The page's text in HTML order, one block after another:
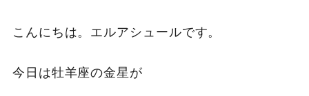
こんにちは。エルアシュールです。
今日は牡羊座の金星が